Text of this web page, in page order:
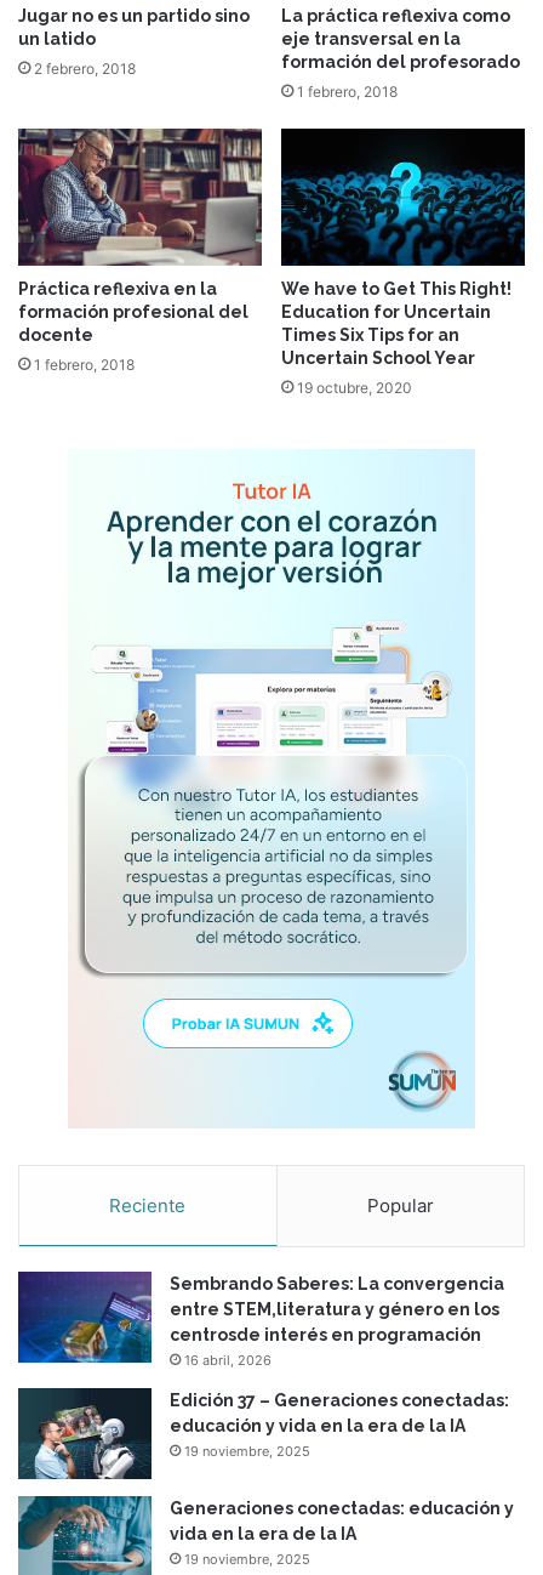
Jugar no es un partido sino
un latido
2 febrero, 2018
La práctica reflexiva como
eje transversal en la
formación del profesorado
1 febrero, 2018
Práctica reflexiva en la
formación profesional del
docente
1 febrero, 2018
We have to Get This Right!
Education for Uncertain
Times Six Tips for an
Uncertain School Year
19 octubre, 2020
Reciente Popular
Sembrando Saberes: La convergencia
entre STEM,literatura y género en los
centrosde interés en programación
16 abril, 2026
Edición 37 – Generaciones conectadas:
educación y vida en la era de la IA
19 noviembre, 2025
Generaciones conectadas: educación y
vida en la era de la IA
19 noviembre, 2025